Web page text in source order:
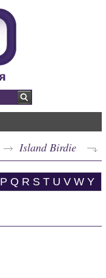
Island Birdie
P Q R S T U V W Y